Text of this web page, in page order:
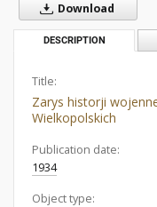
Download
DESCRIPTION
Title:
Zarys historji
Wielkopolskich
Publication date:
1934
Object type: